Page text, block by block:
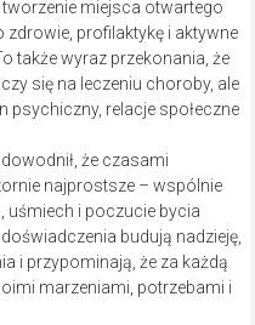
miejsca otwartego
profilaktykę i aktywne
także wyraz przekonania, że
się na leczeniu choroby, ale
relacje społeczne
że czasami
najprostsze – wspólnie
uśmiech i poczucie bycia
budują nadzieję,
i przypominają, że za każdą
marzeniami, potrzebami i